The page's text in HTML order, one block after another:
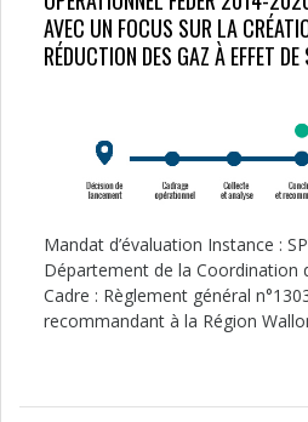
AVEC UN FOCUS SUR LA
RÉDUCTION DES GAZ À EFFET DE
Mandat d’évaluation Instance :
Département de la Coordination
Cadre : Règlement général
recommandant à la Région